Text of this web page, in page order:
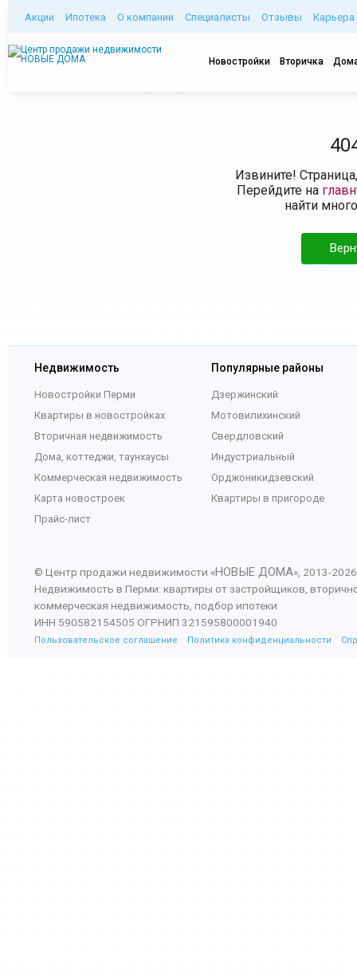
Акции Ипотека О компании Специалисты Отзывы Карьера
Новостройки Вторичка
Извините!
Перейдите на
найти
Недвижимость
Новостройки Перми
Квартиры в новостройках
Вторичная недвижимость
Дома, коттеджи, таунхаусы
Коммерческая недвижимость
Карта новостроек
Прайс-лист
Популярные районы
Дзержинский
Мотовилихинский
Свердловский
Индустриальный
Орджоникидзевский
Квартиры в пригороде
© Центр продажи недвижимости «НОВЫЕ ДОМА», 2013-2026
Недвижимость в Перми: квартиры от застройщиков,
коммерческая недвижимость, подбор ипотеки
ИНН 590582154505 ОГРНИП 321595800001940
Пользовательское соглашение Политика конфиденциальности